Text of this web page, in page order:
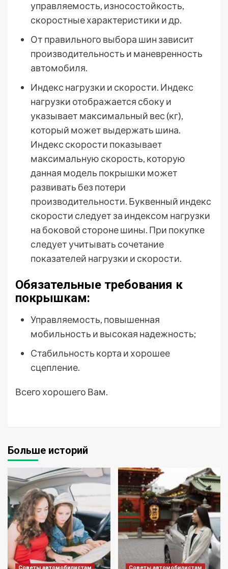
управляемость, износостойкость,
скоростные характеристики и др.
От правильного выбора шин зависит
производительность и маневренность
автомобиля.
Индекс нагрузки и скорости. Индекс
нагрузки отображается сбоку и
указывает максимальный вес (кг),
который может выдержать шина.
Индекс скорости показывает
максимальную скорость, которую
данная модель покрышки может
развивать без потери
производительности. Буквенный индекс
скорости следует за индексом нагрузки
на боковой стороне шины. При покупке
следует учитывать сочетание
показателей нагрузки и скорости.
Обязательные требования к
покрышкам:
Управляемость, повышенная
мобильность и высокая надежность;
Стабильность корта и хорошее
сцепление.
Всего хорошего Вам.
Больше историй
Советы автомобилистам Советы автомобилистам